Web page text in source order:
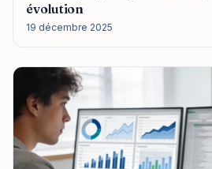
évolution
19 décembre 2025